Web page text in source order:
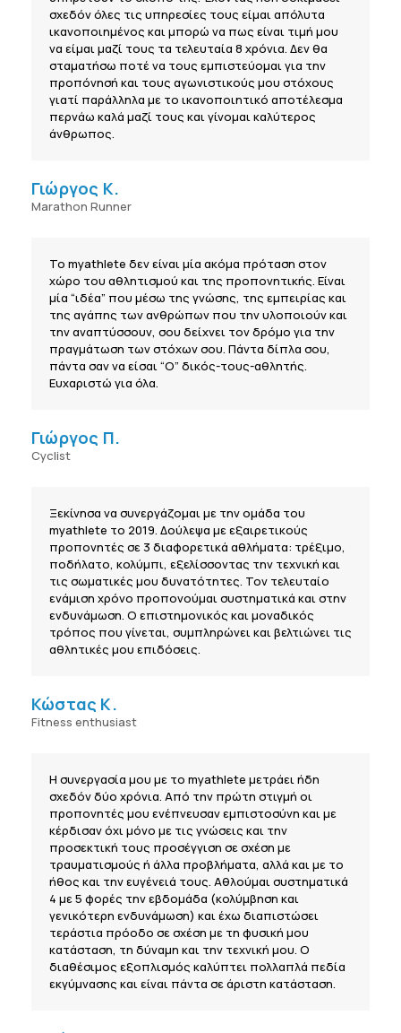
σχεδόν όλες τις υπηρεσίες τους είμαι απόλυτα
ικανοποιημένος και μπορώ να πως είναι τιμή μου
να είμαι μαζί τους τα τελευταία 8 χρόνια. Δεν θα
σταματήσω ποτέ να τους εμπιστεύομαι για την
προπόνησή και τους αγωνιστικούς μου στόχους
γιατί παράλληλα με το ικανοποιητικό αποτέλεσμα
περνάω καλά μαζί τους και γίνομαι καλύτερος
άνθρωπος.
Γιώργος Κ.
Marathon Runner
Το myathlete δεν είναι μία ακόμα πρόταση στον
χώρο του αθλητισμού και της προπονητικής. Είναι
μία “ιδέα” που μέσω της γνώσης, της εμπειρίας και
της αγάπης των ανθρώπων που την υλοποιούν και
την αναπτύσσουν, σου δείχνει τον δρόμο για την
πραγμάτωση των στόχων σου. Πάντα δίπλα σου,
πάντα σαν να είσαι “Ο” δικός-τους-αθλητής.
Ευχαριστώ για όλα.
Γιώργος Π.
Cyclist
Ξεκίνησα να συνεργάζομαι με την ομάδα του
myathlete το 2019. Δούλεψα με εξαιρετικούς
προπονητές σε 3 διαφορετικά αθλήματα: τρέξιμο,
ποδήλατο, κολύμπι, εξελίσσοντας την τεχνική και
τις σωματικές μου δυνατότητες. Τον τελευταίο
ενάμιση χρόνο προπονούμαι συστηματικά και στην
ενδυνάμωση. Ο επιστημονικός και μοναδικός
τρόπος που γίνεται, συμπληρώνει και βελτιώνει τις
αθλητικές μου επιδόσεις.
Κώστας Κ.
Fitness enthusiast
Η συνεργασία μου με το myathlete μετράει ήδη
σχεδόν δύο χρόνια. Από την πρώτη στιγμή οι
προπονητές μου ενέπνευσαν εμπιστοσύνη και με
κέρδισαν όχι μόνο με τις γνώσεις και την
προσεκτική τους προσέγγιση σε σχέση με
τραυματισμούς ή άλλα προβλήματα, αλλά και με το
ήθος και την ευγένειά τους. Αθλούμαι συστηματικά
4 με 5 φορές την εβδομάδα (κολύμβηση και
γενικότερη ενδυνάμωση) και έχω διαπιστώσει
τεράστια πρόοδο σε σχέση με τη φυσική μου
κατάσταση, τη δύναμη και την τεχνική μου. Ο
διαθέσιμος εξοπλισμός καλύπτει πολλαπλά πεδία
εκγύμνασης και είναι πάντα σε άριστη κατάσταση.